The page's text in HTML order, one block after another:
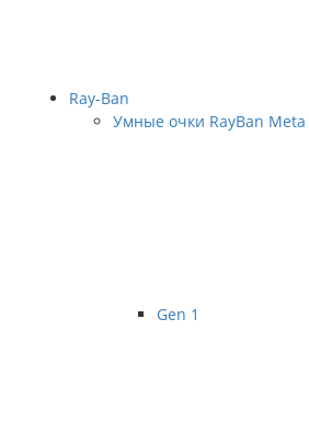
Ray-Ban
Умные очки RayBan
Gen 1